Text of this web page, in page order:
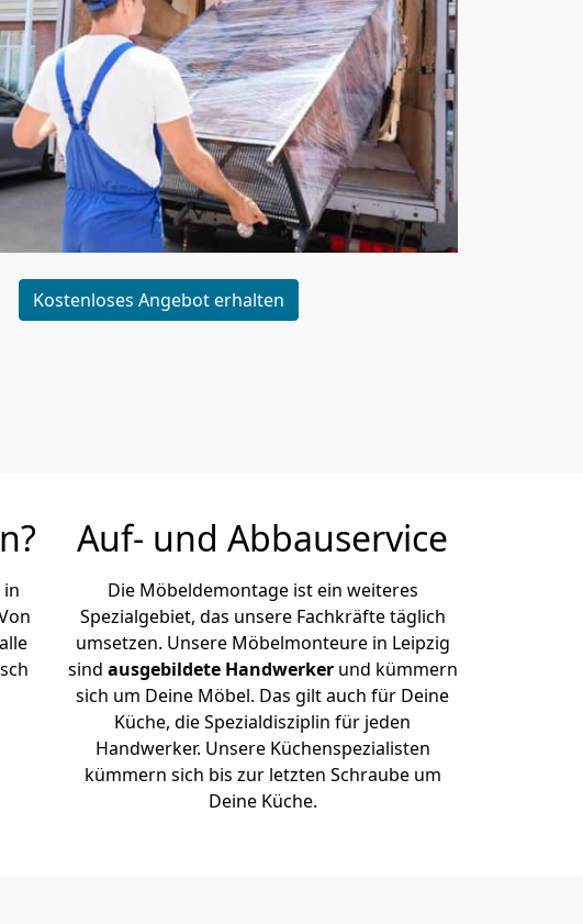
Kostenloses Angebot erhalten
Auf- und Abbauservice
Die Möbeldemontage ist ein weiteres
Spezialgebiet, das unsere Fachkräfte täglich
umsetzen. Unsere Möbelmonteure in Leipzig
sind ausgebildete Handwerker und kümmern
sich um Deine Möbel. Das gilt auch für Deine
Küche, die Spezialdisziplin für jeden
Handwerker. Unsere Küchenspezialisten
kümmern sich bis zur letzten Schraube um
Deine Küche.